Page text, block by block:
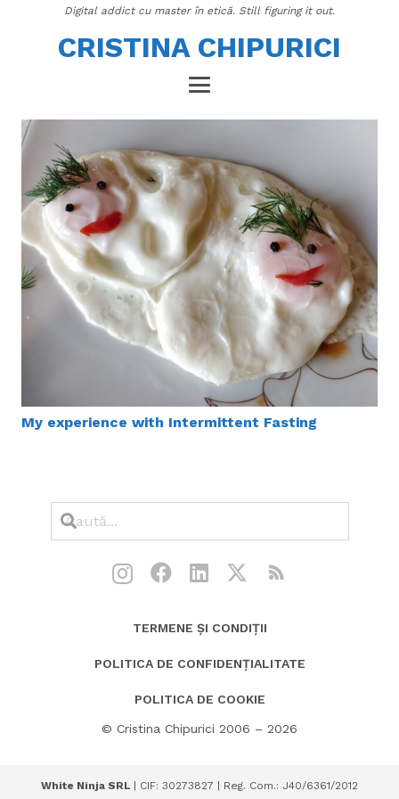
Digital addict cu master în etică. Still figuring it out.
CRISTINA CHIPURICI
My experience with Intermittent Fasting
TERMENE ȘI CONDIȚII
POLITICA DE CONFIDENȚIALITATE
POLITICA DE COOKIE
© Cristina Chipurici 2006 – 2026
White Ninja SRL | CIF: 30273827 | Reg. Com.: J40/6361/2012